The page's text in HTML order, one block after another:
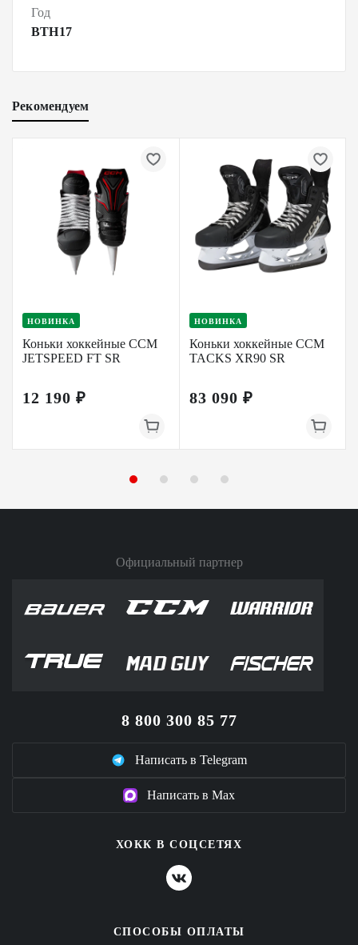
Год
BTH17
Рекомендуем
НОВИНКА
Коньки хоккейные CCM
JETSPEED FT SR
12 190 ₽
НОВИНКА
Коньки хоккейные CCM
TACKS XR90 SR
83 090 ₽
Официальный партнер
8 800 300 85 77
Написать в Telegram
Написать в Max
ХОКК В СОЦСЕТЯХ
СПОСОБЫ ОПЛАТЫ